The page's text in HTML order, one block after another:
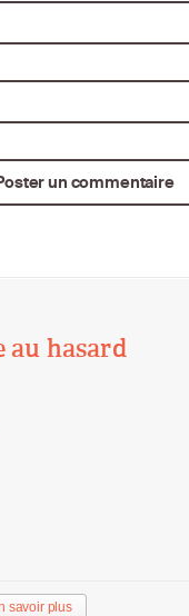
au hasard
savoir plus